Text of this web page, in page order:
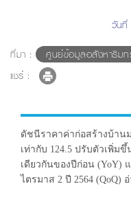
วัน
ที่มา :
ศูนย์ข้อมูลอสังหาริม
แชร์ :
ดัชนีราคาค่าก่อสร้างบ้าน
เท่ากับ 124.5 ปรับตัวเพิ่มขึ้
เดียวกันของปีก่อน (YoY)
ไตรมาส 2 ปี 2564 (QoQ)